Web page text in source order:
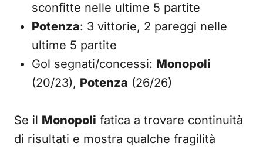
sconfitte nelle ultime 5 partite
Potenza: 3 vittorie, 2 pareggi nelle
ultime 5 partite
Gol segnati/concessi: Monopoli
(20/23), Potenza (26/26)
Se il Monopoli fatica a trovare continuità
di risultati e mostra qualche fragilità